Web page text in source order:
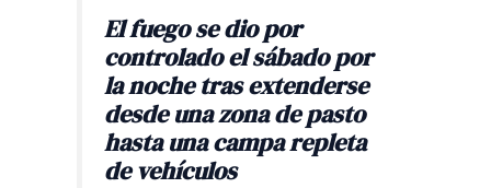
El fuego se dio por
controlado el sábado por
la noche tras extenderse
desde una zona de pasto
hasta una campa repleta
de vehículos